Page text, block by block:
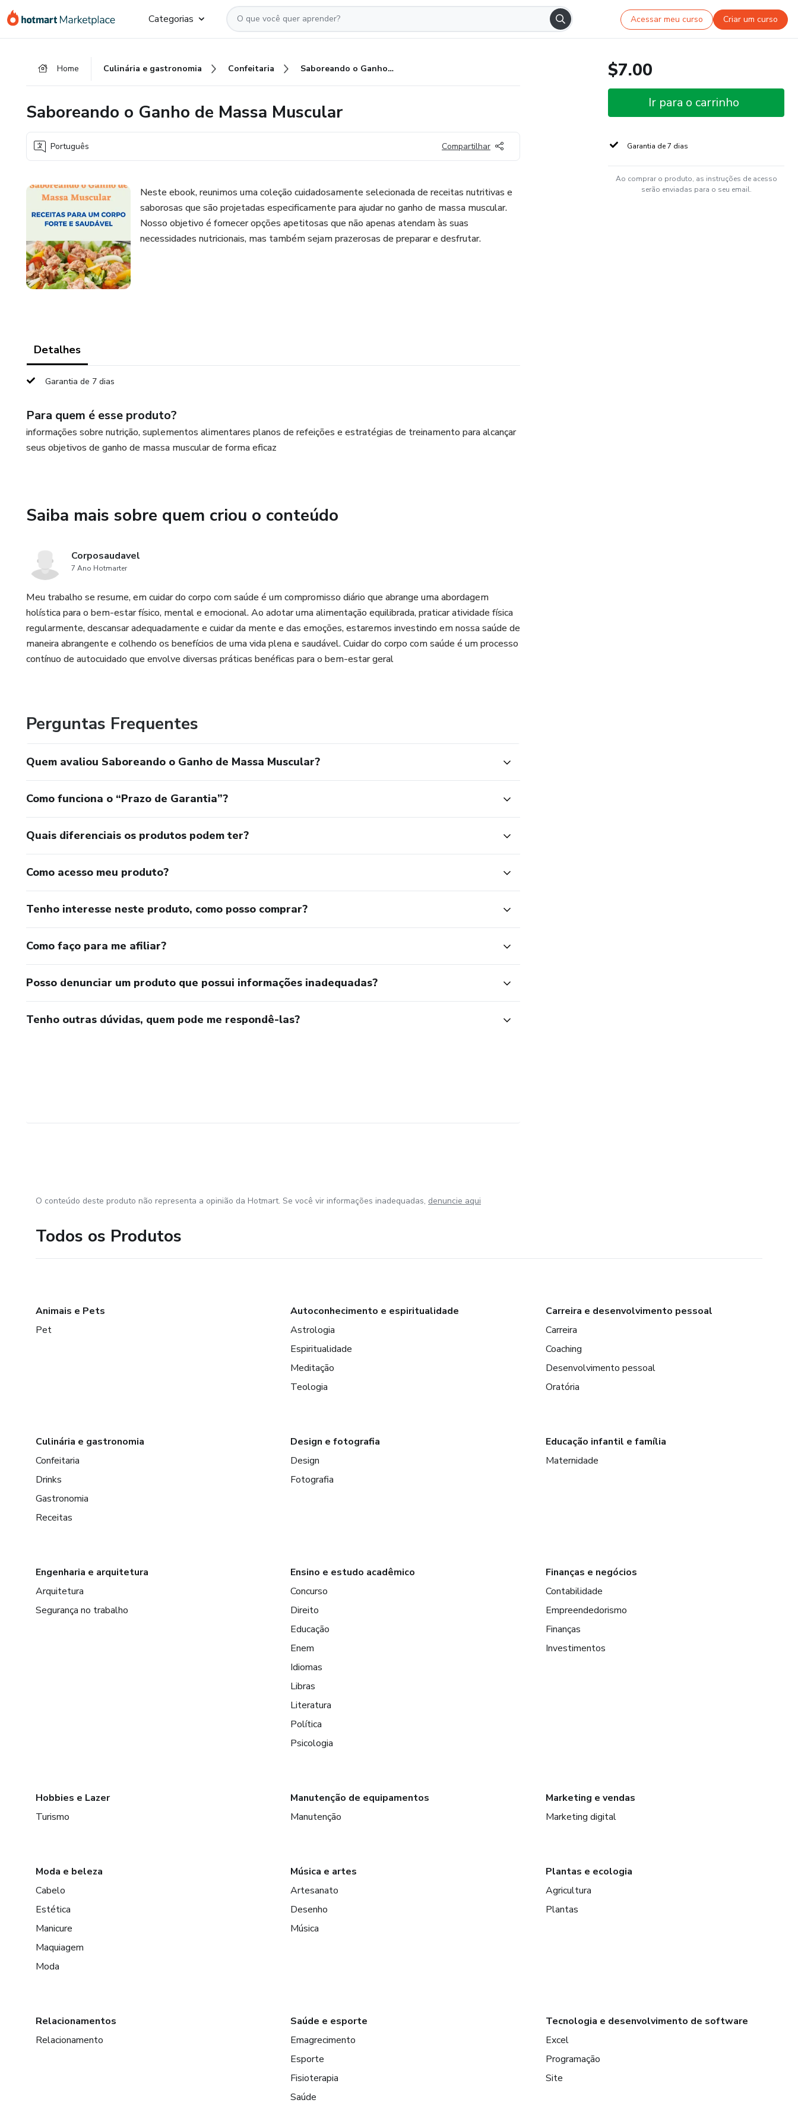
para
para
para
Categorias Acessar meu curso Criar um curso
Home Culinária e gastronomia Confeitaria Saboreando o Ganho de Massa Muscular
Saboreando o Ganho de Massa Muscular
Português Compartilhar
Neste ebook, reunimos uma coleção cuidadosamente selecionada de receitas nutritivas e
saborosas que são projetadas especificamente para ajudar no ganho de massa muscular.
Nosso objetivo é fornecer opções apetitosas que não apenas atendam às suas
necessidades nutricionais, mas também sejam prazerosas de preparar e desfrutar.
Detalhes
Garantia de 7 dias
Para quem é esse produto?
informações sobre nutrição, suplementos alimentares planos de refeições e estratégias de treinamento para alcançar
seus objetivos de ganho de massa muscular de forma eficaz
Saiba mais sobre quem criou o conteúdo
Corposaudavel
7 Ano Hotmarter
Meu trabalho se resume, em cuidar do corpo com saúde é um compromisso diário que abrange uma abordagem
holística para o bem-estar físico, mental e emocional. Ao adotar uma alimentação equilibrada, praticar atividade física
regularmente, descansar adequadamente e cuidar da mente e das emoções, estaremos investindo em nossa saúde de
maneira abrangente e colhendo os benefícios de uma vida plena e saudável. Cuidar do corpo com saúde é um processo
contínuo de autocuidado que envolve diversas práticas benéficas para o bem-estar geral
Perguntas Frequentes
Quem avaliou Saboreando o Ganho de Massa Muscular?
Como funciona o “Prazo de Garantia”?
Quais diferenciais os produtos podem ter?
Como acesso meu produto?
Tenho interesse neste produto, como posso comprar?
Como faço para me afiliar?
Posso denunciar um produto que possui informações inadequadas?
Tenho outras dúvidas, quem pode me respondê-las?
$7.00
Ir para o carrinho
Garantia de 7 dias
Ao comprar o produto, as instruções de acesso
serão enviadas para o seu email.
O conteúdo deste produto não representa a opinião da Hotmart. Se você vir informações inadequadas, denuncie aqui
Todos os Produtos
Animais e Pets
Pet
Autoconhecimento e espiritualidade
Astrologia
Espiritualidade
Meditação
Teologia
Carreira e desenvolvimento pessoal
Carreira
Coaching
Desenvolvimento pessoal
Oratória
Culinária e gastronomia
Confeitaria
Drinks
Gastronomia
Receitas
Design e fotografia
Design
Fotografia
Educação infantil e família
Maternidade
Engenharia e arquitetura
Arquitetura
Segurança no trabalho
Ensino e estudo acadêmico
Concurso
Direito
Educação
Enem
Idiomas
Libras
Literatura
Política
Psicologia
Finanças e negócios
Contabilidade
Empreendedorismo
Finanças
Investimentos
Hobbies e Lazer
Turismo
Manutenção de equipamentos
Manutenção
Marketing e vendas
Marketing digital
Moda e beleza
Cabelo
Estética
Manicure
Maquiagem
Moda
Música e artes
Artesanato
Desenho
Música
Plantas e ecologia
Agricultura
Plantas
Relacionamentos
Relacionamento
Saúde e esporte
Emagrecimento
Esporte
Fisioterapia
Saúde
Tecnologia e desenvolvimento de software
Excel
Programação
Site